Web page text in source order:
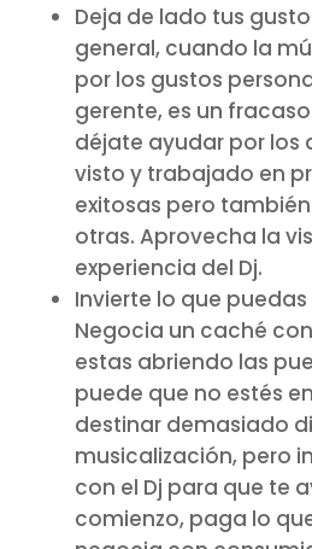
Deja de lado tus
general, cuando la
por los gustos
gerente, es un
déjate ayudar por los
visto y trabajado en
exitosas pero
otras. Aprovecha la
experiencia del Dj.
Invierte lo que
Negocia un caché con
estas abriendo las
puede que no estés
destinar demasiado
musicalización, pero
con el Dj para que te
comienzo, paga lo